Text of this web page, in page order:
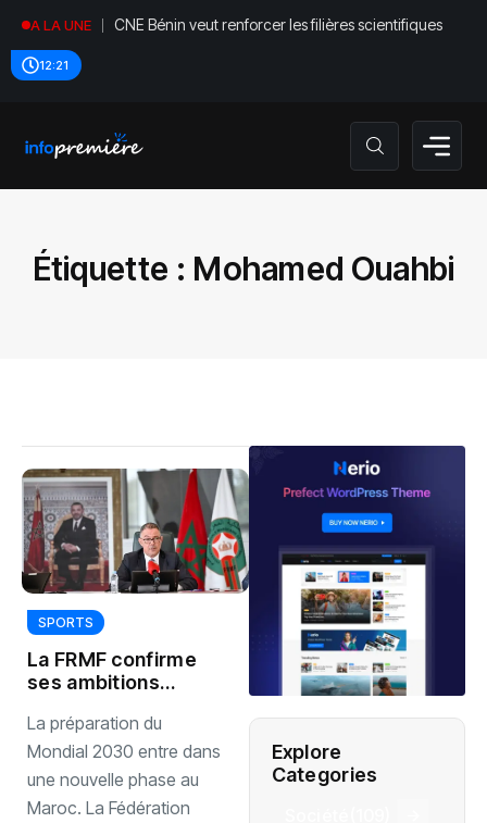
A LA UNE CNE Bénin veut renforcer les filières scientifiques
12:21
Étiquette : Mohamed Ouahbi
SPORTS
La FRMF confirme
ses ambitions
Mondial 2030
La préparation du
Mondial 2030 entre dans
une nouvelle phase au
Maroc. La Fédération
Explore
Categories